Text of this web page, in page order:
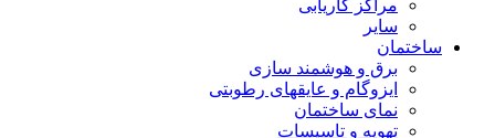
مراکز کاریابی
سایر
ساختمان
برق و هوشمند سازی
ایزوگام و عایقهای رطوبتی
نمای ساختمان
تهویه و تاسیسات